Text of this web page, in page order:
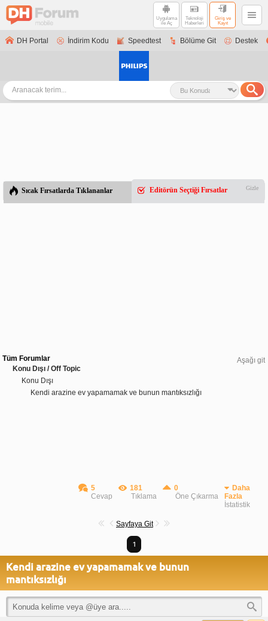
Uygulama
ile Aç
Teknoloji
Haberleri
Giriş ve
Kayıt
DH Portal İndirim Kodu Speedtest Bölüme Git Destek
Sıcak Fırsatlarda Tıklananlar Editörün Seçtiği Fırsatlar Gizle
Aşağı git
Tüm Forumlar
Konu Dışı / Off Topic
Konu Dışı
Kendi arazine ev yapamamak ve bunun mantıksızlığı
5
Cevap
181
Tıklama
0
Öne Çıkarma
Daha
Fazla
İstatistik
Sayfaya Git
1
Kendi arazine ev yapamamak ve bunun
mantıksızlığı